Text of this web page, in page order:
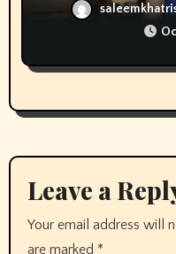
Leave a
Your email address will
are marked *